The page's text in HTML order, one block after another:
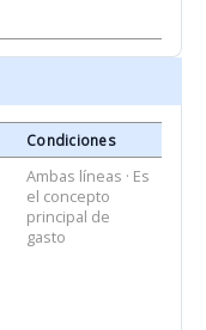
Condiciones
Ambas líneas · Es
el concepto
principal de
gasto